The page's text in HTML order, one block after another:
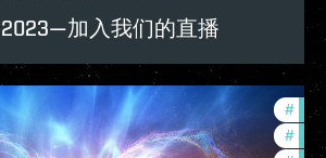
2023—加入我们的直播
#
#